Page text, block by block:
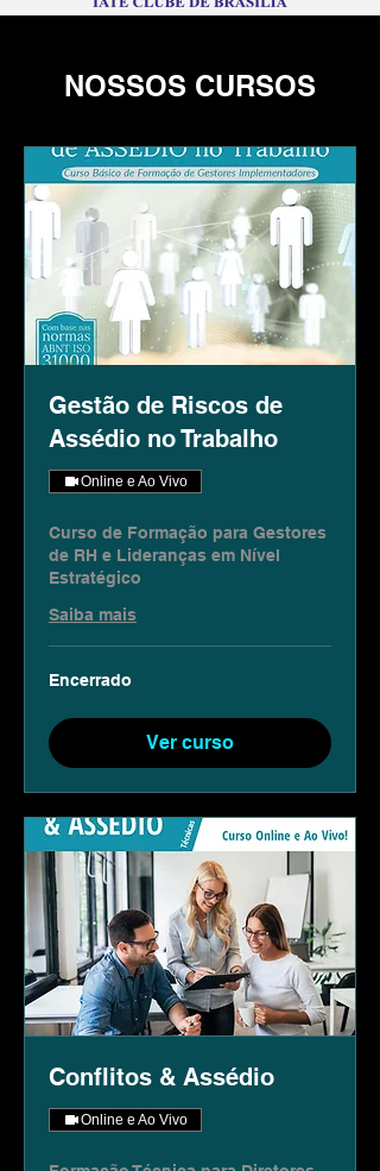
NOSSOS CURSOS
Gestão de Riscos de
Assédio no Trabalho
Online e Ao Vivo
Curso de Formação para Gestores
de RH e Lideranças em Nível
Estratégico
Saiba mais
Encerrado
Ver curso
Conflitos & Assédio
Online e Ao Vivo